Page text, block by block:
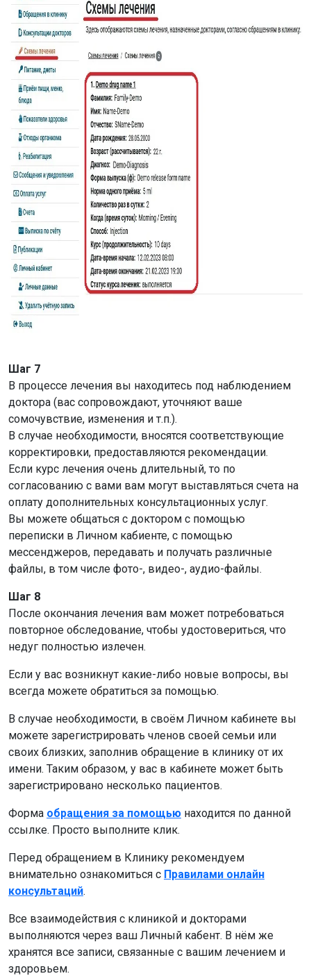
Шаг 7
В процессе лечения вы находитесь под наблюдением
доктора (вас сопровождают, уточняют ваше
сомочувствие, изменения и т.п.).
В случае необходимости, вносятся соответствующие
корректировки, предоставляются рекомендации.
Если курс лечения очень длительный, то по
согласованию с вами вам могут выставляться счета на
оплату дополнительных консультационных услуг.
Вы можете общаться с доктором с помощью
переписки в Личном кабиенте, с помощью
мессенджеров, передавать и получать различные
файлы, в том числе фото-, видео-, аудио-файлы.
Шаг 8
После окончания лечения вам может потребоваться
повторное обследование, чтобы удостовериться, что
недуг полностью излечен.
Если у вас возникнут какие-либо новые вопросы, вы
всегда можете обратиться за помощью.
В случае необходимости, в своём Личном кабинете вы
можете зарегистрировать членов своей семьи или
своих близких, заполнив обращение в клинику от их
имени. Таким образом, у вас в кабинете может быть
зарегистрировано несколько пациентов.
Форма обращения за помощью находится по данной
ссылке. Просто выполните клик.
Перед обращением в Клинику рекомендуем
внимательно ознакомиться с Правилами онлайн
консультаций.
Все взаимодействия с клиникой и докторами
выполняются через ваш Личный кабент. В нём же
хранятся все записи, связанные с вашим лечением и
здоровьем.